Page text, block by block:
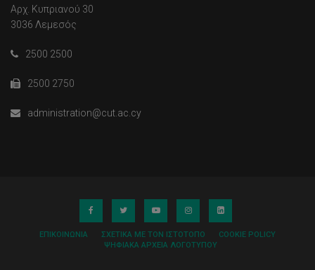
Αρχ. Κυπριανού 30
3036 Λεμεσός
2500 2500
2500 2750
administration@cut.ac.cy
ΕΠΙΚΟΙΝΩΝΊΑ ΣΧΕΤΙΚΆ ΜΕ ΤΟΝ ΙΣΤΌΤΟΠΟ
COOKIE POLICY
ΨΗΦΙΑΚΆ ΑΡΧΕΊΑ ΛΟΓΌΤΥΠΟΥ